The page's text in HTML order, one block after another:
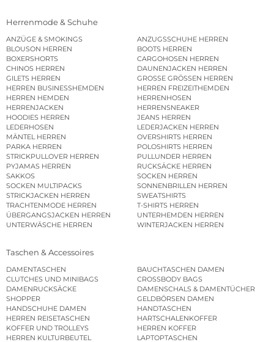
Herrenmode & Schuhe
ANZÜGE & SMOKINGS
ANZUGSSCHUHE HERREN
BLOUSON HERREN
BOOTS HERREN
BOXERSHORTS
CARGOHOSEN HERREN
CHINOS HERREN
DAUNENJACKEN HERREN
GILETS HERREN
GROSSE GRÖSSEN HERREN
HERREN BUSINESSHEMDEN
HERREN FREIZEITHEMDEN
HERREN HEMDEN
HERRENHOSEN
HERRENJACKEN
HERRENSNEAKER
HOODIES HERREN
JEANS HERREN
LEDERHOSEN
LEDERJACKEN HERREN
MÄNTEL HERREN
OVERSHIRTS HERREN
PARKA HERREN
POLOSHIRTS HERREN
STRICKPULLOVER HERREN
PULLUNDER HERREN
PYJAMAS HERREN
RUCKSÄCKE HERREN
SAKKOS
SOCKEN HERREN
SOCKEN MULTIPACKS
SONNENBRILLEN HERREN
STRICKJACKEN HERREN
SWEATSHIRTS
TRACHTENMODE HERREN
T-SHIRTS HERREN
ÜBERGANGSJACKEN HERREN
UNTERHEMDEN HERREN
UNTERWÄSCHE HERREN
WINTERJACKEN HERREN
Taschen & Accessoires
DAMENTASCHEN
BAUCHTASCHEN DAMEN
CLUTCHES UND MINIBAGS
CROSSBODY BAGS
DAMENRUCKSÄCKE
DAMENSCHALS & DAMENTÜCHER
SHOPPER
GELDBÖRSEN DAMEN
HANDSCHUHE DAMEN
HANDTASCHEN
HERREN REISETASCHEN
HARTSCHALENKOFFER
KOFFER UND TROLLEYS
HERREN KOFFER
HERREN KULTURBEUTEL
LAPTOPTASCHEN